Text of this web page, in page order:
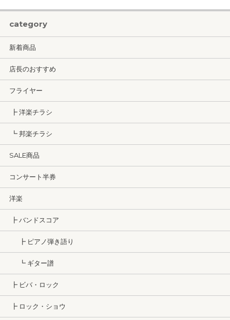
category
新着商品
店長のおすすめ
フライヤー
┣ 洋楽チラシ
┗ 邦楽チラシ
SALE商品
コンサート半券
洋楽
┣ バンドスコア
┣ ピアノ弾き語り
┗ ギター譜
┣ ビバ・ロック
┣ ロック・ショウ